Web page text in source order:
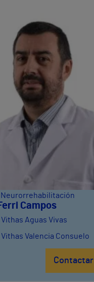
Neurorrehabilitación
Campos
Aguas Vivas
Valencia Consuelo
Contactar